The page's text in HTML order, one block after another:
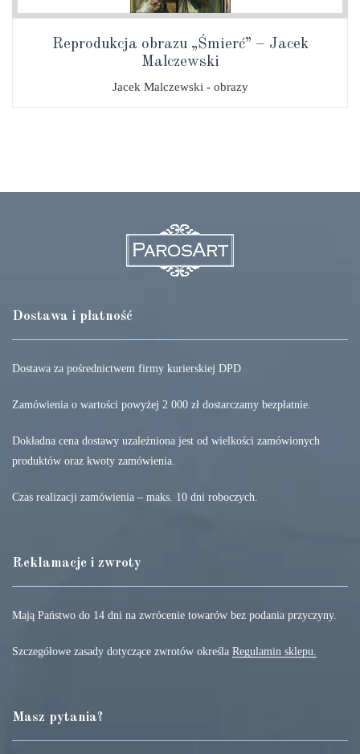
Reprodukcja obrazu „Śmierć” – Jacek
Malczewski
Jacek Malczewski - obrazy
Dostawa i płatność
Dostawa za pośrednictwem firmy kurierskiej DPD
Zamówienia o wartości powyżej 2 000 zł dostarczamy bezpłatnie.
Dokładna cena dostawy uzależniona jest od wielkości zamówionych
produktów oraz kwoty zamówienia.
Czas realizacji zamówienia – maks. 10 dni roboczych.
Reklamacje i zwroty
Mają Państwo do 14 dni na zwrócenie towarów bez podania przyczyny.
Szczegółowe zasady dotyczące zwrotów określa Regulamin sklepu.
Masz pytania?